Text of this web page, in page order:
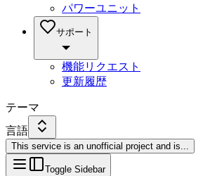
パワーユニット
サポート
機能リクエスト
更新履歴
テーマ
言語
This service is an unofficial project and is...
Toggle Sidebar